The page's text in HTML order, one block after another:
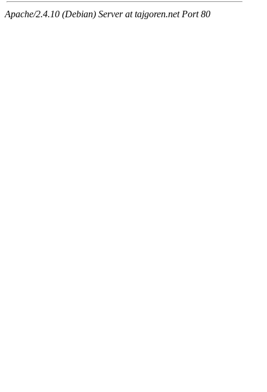
Apache/2.4.10 (Debian) Server at tajgoren.net Port 80